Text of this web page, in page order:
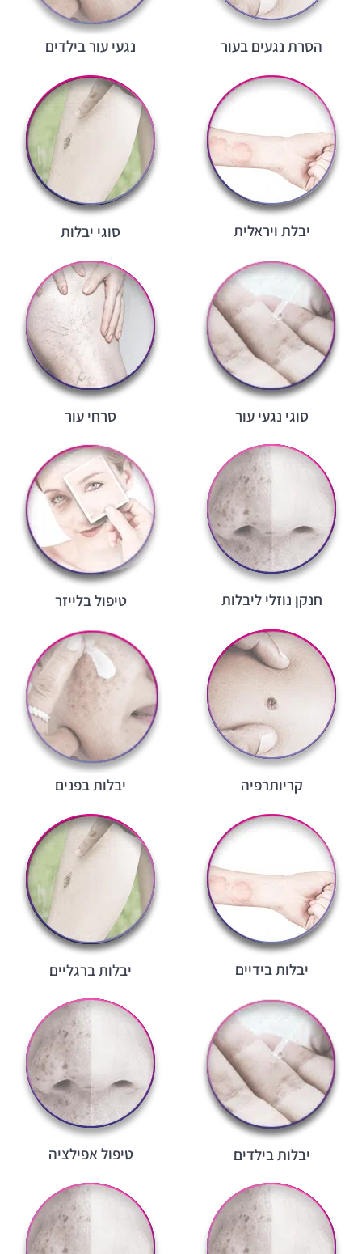
הסרת נגעים בעור נגעי עור בילדים
יבלת ויראלית סוגי יבלות
סוגי נגעי עור סרחי עור
חנקן נוזלי ליבלות טיפול בלייזר
קריותרפיה יבלות בפנים
יבלות בידיים יבלות ברגליים
יבלות בילדים טיפול אפילציה